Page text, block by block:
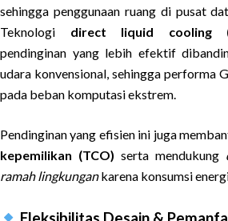
sehingga penggunaan ruang di pusat
Teknologi direct liquid cooling
pendinginan yang lebih efektif
udara konvensional, sehingga performa
pada beban komputasi ekstrem.
Pendinginan yang efisien ini juga
kepemilikan (TCO) serta mendukung
ramah lingkungankarena konsumsi